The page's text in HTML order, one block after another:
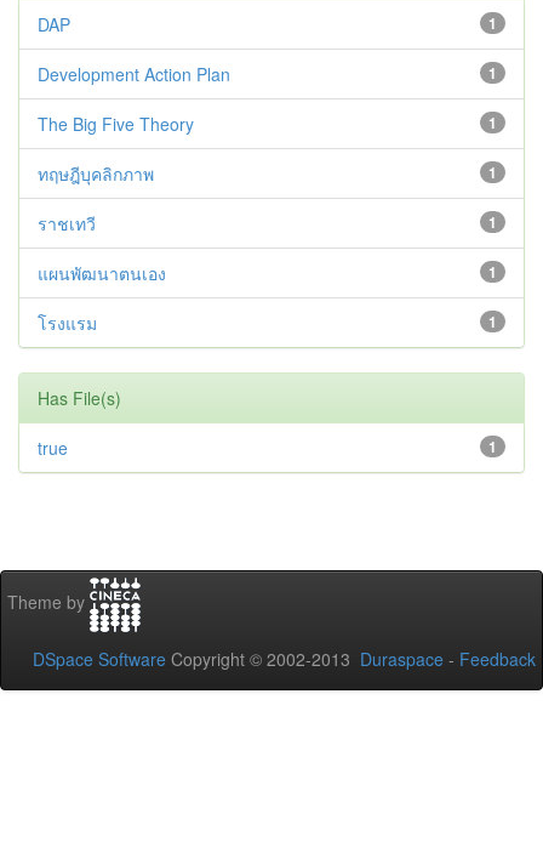
1
DAP
1
Development Action Plan
1
The Big Five Theory
1
ทฤษฎีบุคลิกภาพ
1
ราชเทวี
1
แผนพัฒนาตนเอง
1
โรงแรม
Has File(s)
1
true
Theme by
DSpace Software Copyright © 2002-2013 Duraspace - Feedback